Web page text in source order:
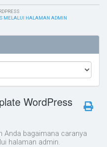
MELALUI HALAMAN ADMIN
WordPress
Anda bagaimana caranya
halaman admin.